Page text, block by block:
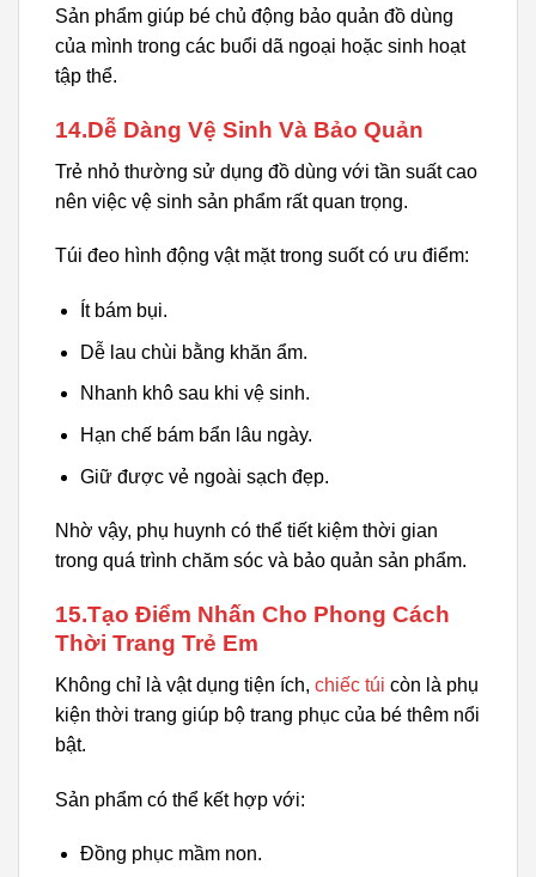
Sản phẩm giúp bé chủ động bảo quản đồ dùng
của mình trong các buổi dã ngoại hoặc sinh hoạt
tập thể.
14.Dễ Dàng Vệ Sinh Và Bảo Quản
Trẻ nhỏ thường sử dụng đồ dùng với tần suất cao
nên việc vệ sinh sản phẩm rất quan trọng.
Túi đeo hình động vật mặt trong suốt có ưu điểm:
Ít bám bụi.
Dễ lau chùi bằng khăn ẩm.
Nhanh khô sau khi vệ sinh.
Hạn chế bám bẩn lâu ngày.
Giữ được vẻ ngoài sạch đẹp.
Nhờ vậy, phụ huynh có thể tiết kiệm thời gian
trong quá trình chăm sóc và bảo quản sản phẩm.
15.Tạo Điểm Nhấn Cho Phong Cách
Thời Trang Trẻ Em
Không chỉ là vật dụng tiện ích, chiếc túi còn là phụ
kiện thời trang giúp bộ trang phục của bé thêm nổi
bật.
Sản phẩm có thể kết hợp với:
Đồng phục mầm non.